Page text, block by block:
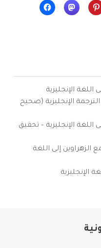
اللغة الإنجليزية
الإنجليزية (صحيح
اللغة الإنجليزية – تحقيق
الزهراوين إلى اللغة
الإنجليزية